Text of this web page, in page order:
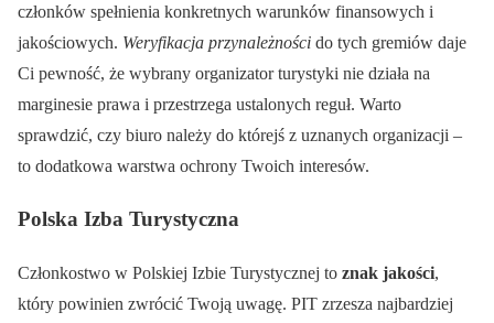
członków spełnienia konkretnych warunków finansowych i
jakościowych. Weryfikacja przynależności do tych gremiów daje
Ci pewność, że wybrany organizator turystyki nie działa na
marginesie prawa i przestrzega ustalonych reguł. Warto
sprawdzić, czy biuro należy do którejś z uznanych organizacji –
to dodatkowa warstwa ochrony Twoich interesów.
Polska Izba Turystyczna
Członkostwo w Polskiej Izbie Turystycznej to znak jakości,
który powinien zwrócić Twoją uwagę. PIT zrzesza najbardziej